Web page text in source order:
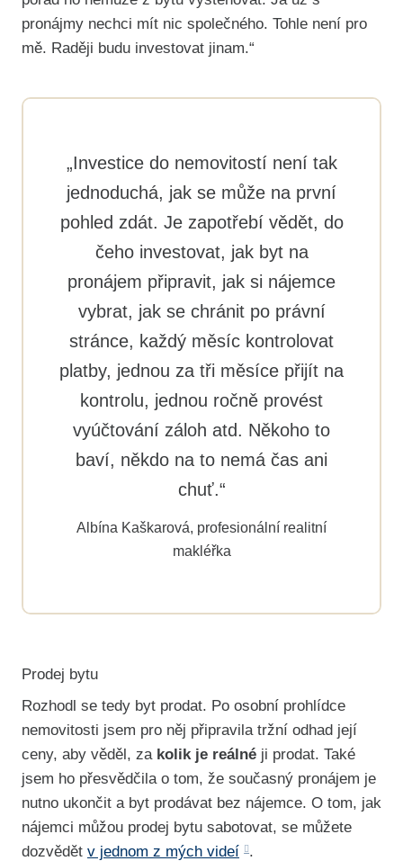
pronájmy nechci mít nic společného. Tohle není pro
mě. Raději budu investovat jinam.“
„Investice do nemovitostí není tak
jednoduchá, jak se může na první
pohled zdát. Je zapotřebí vědět, do
čeho investovat, jak byt na
pronájem připravit, jak si nájemce
vybrat, jak se chránit po právní
stránce, každý měsíc kontrolovat
platby, jednou za tři měsíce přijít na
kontrolu, jednou ročně provést
vyúčtování záloh atd. Někoho to
baví, někdo na to nemá čas ani
chuť.“
Albína Kaškarová, profesionální realitní
makléřka
Prodej bytu
Rozhodl se tedy byt prodat. Po osobní prohlídce
nemovitosti jsem pro něj připravila tržní odhad její
ceny, aby věděl, za kolik je reálné ji prodat. Také
jsem ho přesvědčila o tom, že současný pronájem je
nutno ukončit a byt prodávat bez nájemce. O tom, jak
nájemci můžou prodej bytu sabotovat, se můžete
dozvědět v jednom z mých videí .